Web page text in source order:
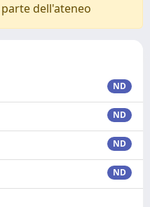
dell'ateneo
ND
ND
ND
ND